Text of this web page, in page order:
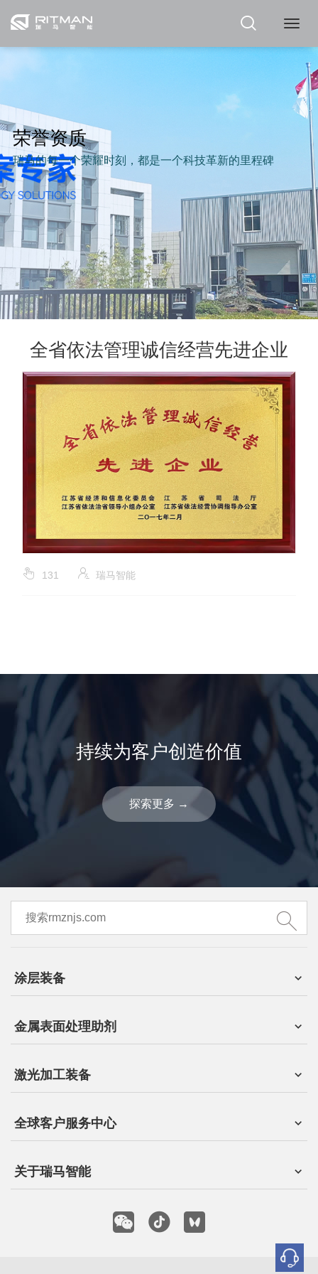
瑞
荣誉资质
瑞马的每一个荣耀时刻，都是一个科技革新的里程碑
全省依法管理诚信经营先进企业
131 瑞马智能
持续为客户创造价值
探索更多 →
涂层装备
金属表面处理助剂
激光加工装备
全球客户服务中心
关于瑞马智能